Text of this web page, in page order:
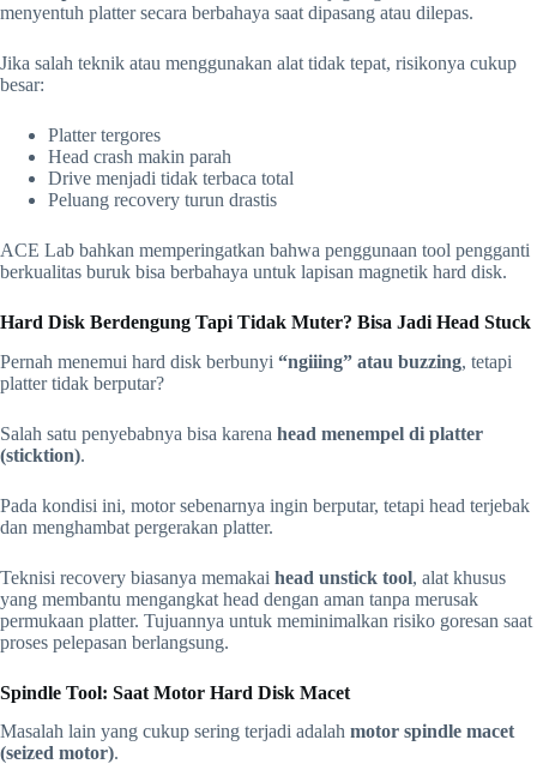
menyentuh platter secara berbahaya saat dipasang atau dilepas.
Jika salah teknik atau menggunakan alat tidak tepat, risikonya cukup
besar:
Platter tergores
Head crash makin parah
Drive menjadi tidak terbaca total
Peluang recovery turun drastis
ACE Lab bahkan memperingatkan bahwa penggunaan tool pengganti
berkualitas buruk bisa berbahaya untuk lapisan magnetik hard disk.
Hard Disk Berdengung Tapi Tidak Muter? Bisa Jadi Head Stuck
Pernah menemui hard disk berbunyi “ngiiing” atau buzzing, tetapi
platter tidak berputar?
Salah satu penyebabnya bisa karena head menempel di platter
(sticktion).
Pada kondisi ini, motor sebenarnya ingin berputar, tetapi head terjebak
dan menghambat pergerakan platter.
Teknisi recovery biasanya memakai head unstick tool, alat khusus
yang membantu mengangkat head dengan aman tanpa merusak
permukaan platter. Tujuannya untuk meminimalkan risiko goresan saat
proses pelepasan berlangsung.
Spindle Tool: Saat Motor Hard Disk Macet
Masalah lain yang cukup sering terjadi adalah motor spindle macet
(seized motor).